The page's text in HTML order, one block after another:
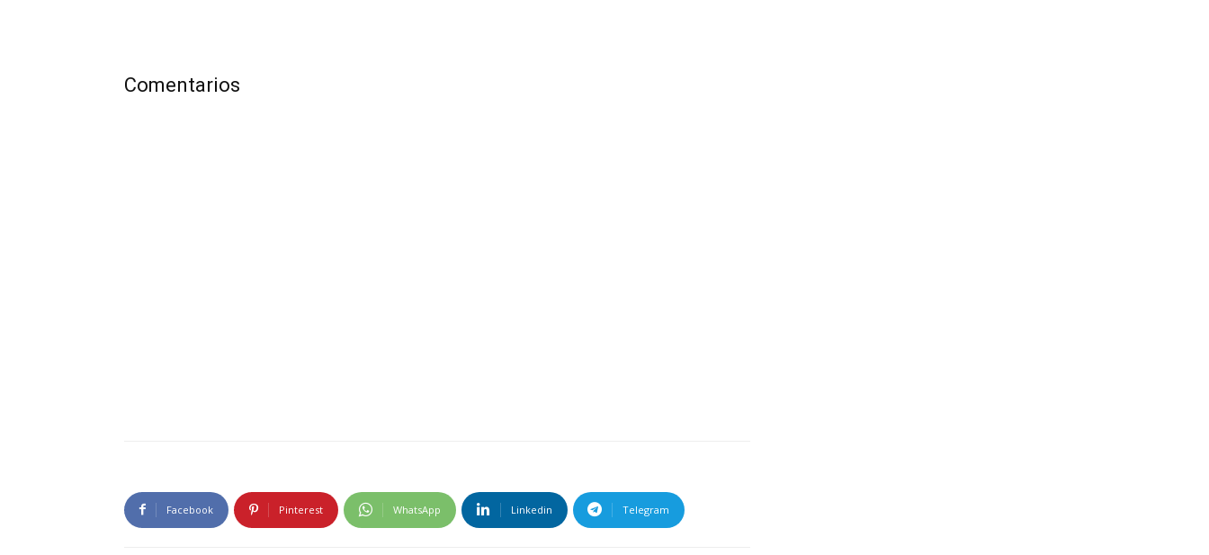
Comentarios
Facebook Pinterest WhatsApp Linkedin Telegram